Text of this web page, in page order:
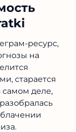
ресурс,
на
старается
самом деле,